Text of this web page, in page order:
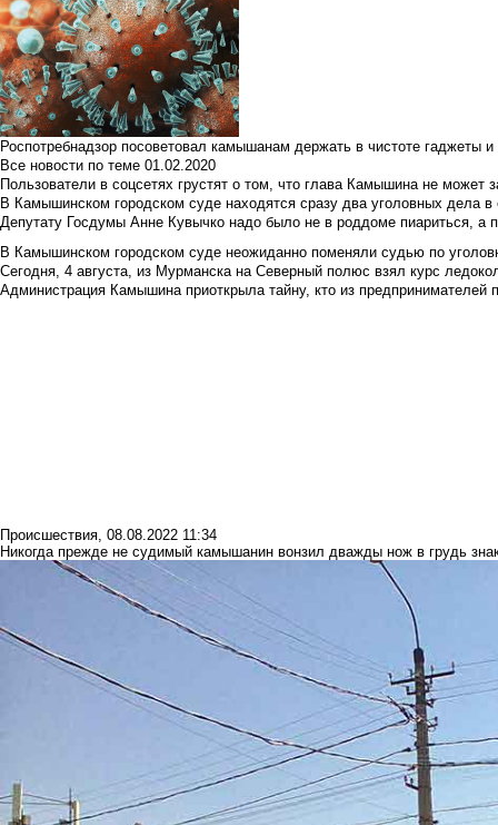
Роспотребнадзор посоветовал камышанам держать в чистоте гаджеты
Все новости по теме 01.02.2020
Пользователи в соцсетях грустят о том, что глава Камышина не может
В Камышинском городском суде находятся сразу два уголовных дела
Депутату Госдумы Анне Кувычко надо было не в роддоме пиариться, а
В Камышинском городском суде неожиданно поменяли судью по
Сегодня, 4 августа, из Мурманска на Северный полюс взял курс
Администрация Камышина приоткрыла тайну, кто из предпринимателей
Происшествия, 08.08.2022 11:34
Никогда прежде не судимый камышанин вонзил дважды нож в грудь